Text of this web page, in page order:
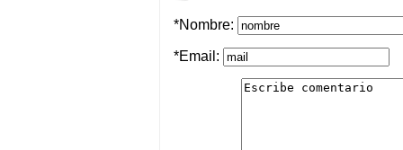
*Nombre:
*Email: